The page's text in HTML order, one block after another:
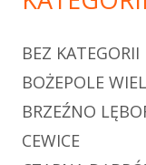
BEZ KATEGORII
BOŻEPOLE
BRZEŹNO
CEWICE